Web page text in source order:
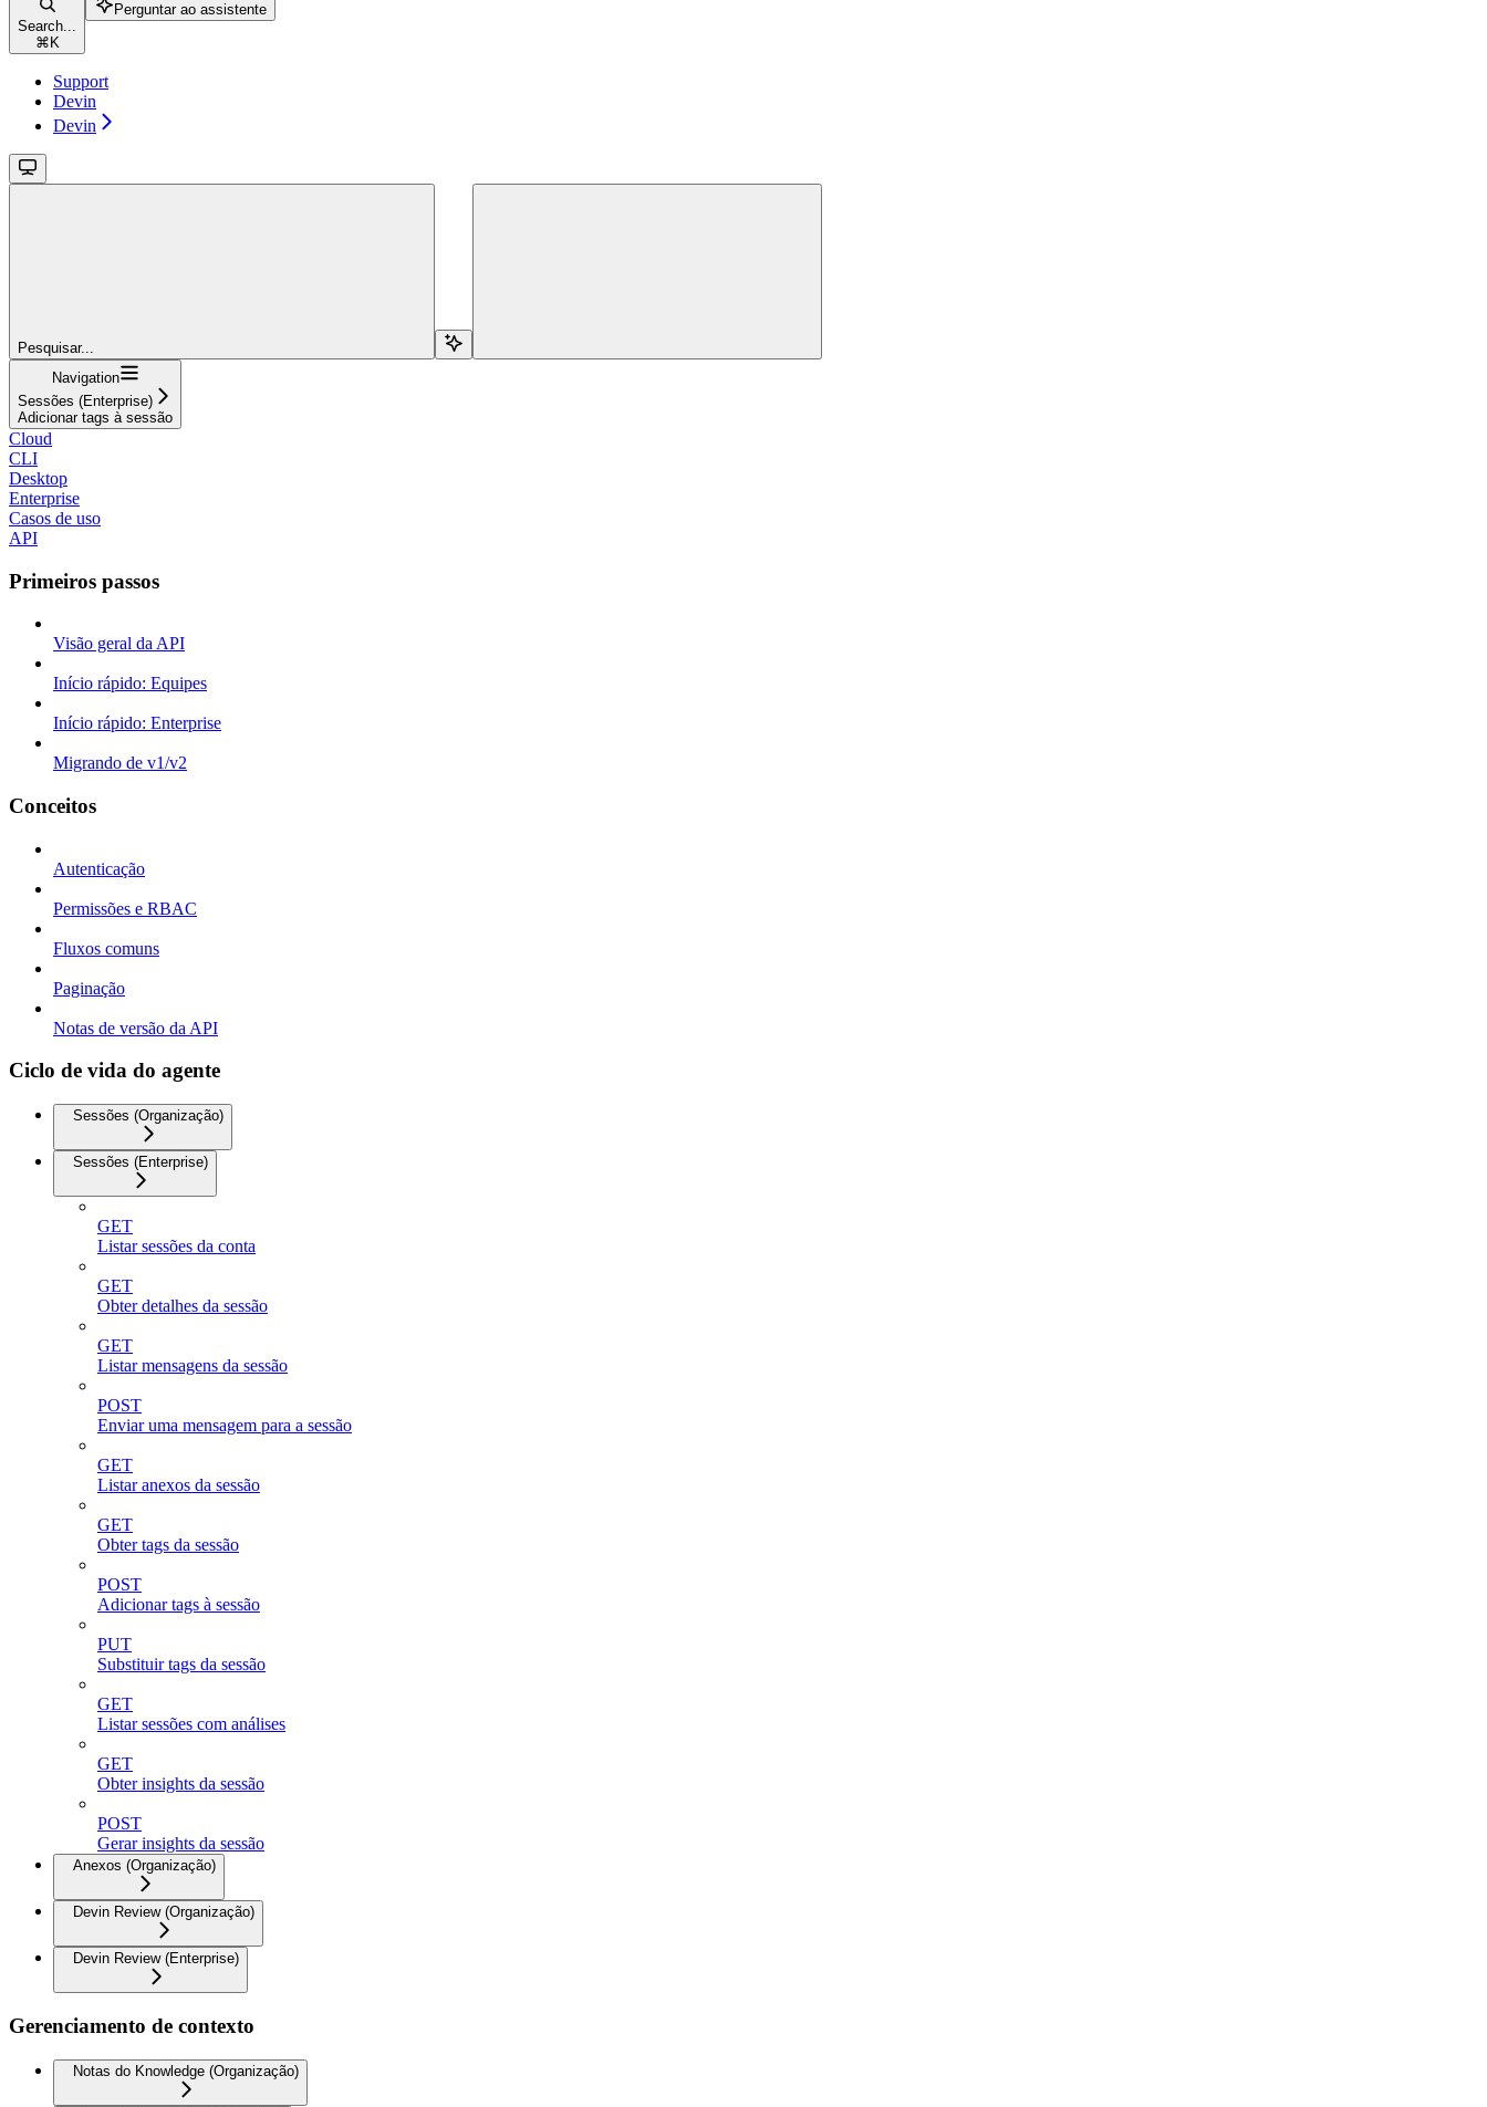
Search...
⌘ K
Perguntar ao assistente
Support
Devin
Devin
Pesquisar...
Navigation
Sessões (Enterprise)
Adicionar tags à sessão
Cloud
CLI
Desktop
Enterprise
Casos de uso
API
Primeiros passos
Visão geral da API
Início rápido: Equipes
Início rápido: Enterprise
Migrando de v1/v2
Conceitos
Autenticação
Permissões e RBAC
Fluxos comuns
Paginação
Notas de versão da API
Ciclo de vida do agente
Sessões (Organização)
Sessões (Enterprise)
GET
Listar sessões da conta
GET
Obter detalhes da sessão
GET
Listar mensagens da sessão
POST
Enviar uma mensagem para a sessão
GET
Listar anexos da sessão
GET
Obter tags da sessão
POST
Adicionar tags à sessão
PUT
Substituir tags da sessão
GET
Listar sessões com análises
GET
Obter insights da sessão
POST
Gerar insights da sessão
Anexos (Organização)
Devin Review (Organização)
Devin Review (Enterprise)
Gerenciamento de contexto
Notas do Knowledge (Organização)